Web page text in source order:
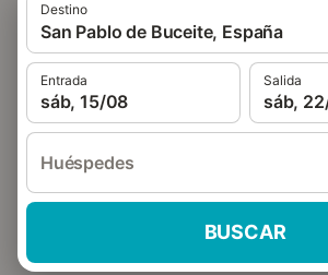
Destino
San Pablo de Buceite, España
Entrada
sáb, 15/08
Salida
sáb,
Huéspedes
BUSCAR